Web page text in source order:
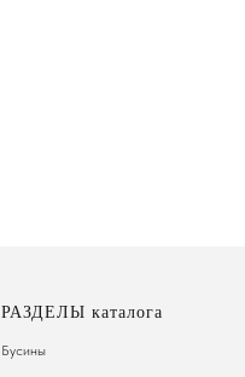
РАЗДЕЛЫ каталога
Бусины